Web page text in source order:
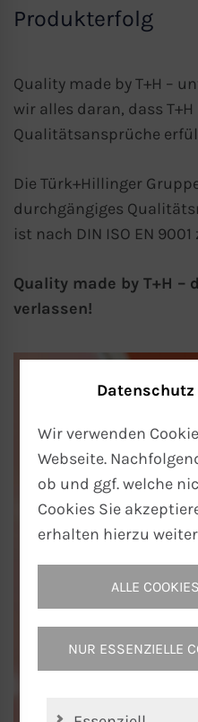
Produkterfolg
Quality made by T+H –
wir alles daran, dass
Qualitätsansprüche
Die Türk+Hillinger
durchgängiges
ist nach DIN ISO EN 9001
Quality made by T+H –
verlassen!
Wir verwenden
Webseite.
ob und ggf. welche
Cookies Sie
erhalten hierzu
ALLE
NUR ESSENZIELLE